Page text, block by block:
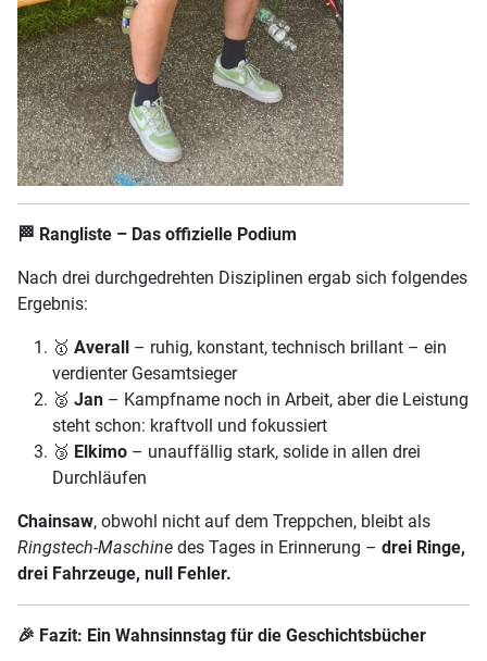
🏁 Rangliste – Das offizielle Podium
Nach drei durchgedrehten Disziplinen ergab sich folgendes
Ergebnis:
🥇 Averall
– ruhig, konstant, technisch brillant – ein
verdienter Gesamtsieger
🥈 Jan – Kampfname noch in Arbeit, aber die Leistung
steht schon: kraftvoll und fokussiert
🥉 Elkimo – unauffällig stark, solide in allen drei
Durchläufen
Chainsaw, obwohl nicht auf dem Treppchen, bleibt als
Ringstech-Maschine des Tages in Erinnerung – drei Ringe,
drei Fahrzeuge, null Fehler.
🎉 Fazit: Ein Wahnsinnstag für die Geschichtsbücher